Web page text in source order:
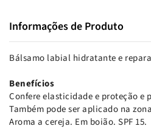
Informações de Produto
Bálsamo labial hidratante e
Benefícios
Confere elasticidade e proteção e
Também pode ser aplicado na
Aroma a cereja. Em boião. SPF 15.